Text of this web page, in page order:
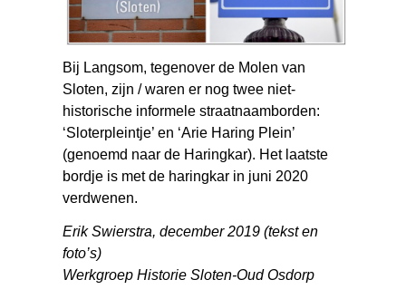
Bij Langsom, tegenover de Molen van
Sloten, zijn / waren er nog twee niet-
historische informele straatnaamborden:
‘Sloterpleintje’ en ‘Arie Haring Plein’
(genoemd naar de Haringkar). Het laatste
bordje is met de haringkar in juni 2020
verdwenen.
Erik Swierstra, december 2019 (tekst en
foto’s)
Werkgroep Historie Sloten-Oud Osdorp